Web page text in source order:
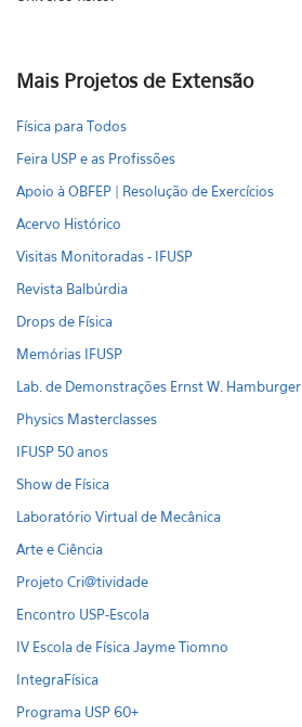
Mais Projetos de Extensão
Física para Todos
Feira USP e as Profissões
Apoio à OBFEP | Resolução de Exercícios
Acervo Histórico
Visitas Monitoradas - IFUSP
Revista Balbúrdia
Drops de Física
Memórias IFUSP
Lab. de Demonstrações Ernst W. Hamburger
Physics Masterclasses
IFUSP 50 anos
Show de Física
Laboratório Virtual de Mecânica
Arte e Ciência
Projeto Cri@tividade
Encontro USP-Escola
IV Escola de Física Jayme Tiomno
IntegraFísica
Programa USP 60+